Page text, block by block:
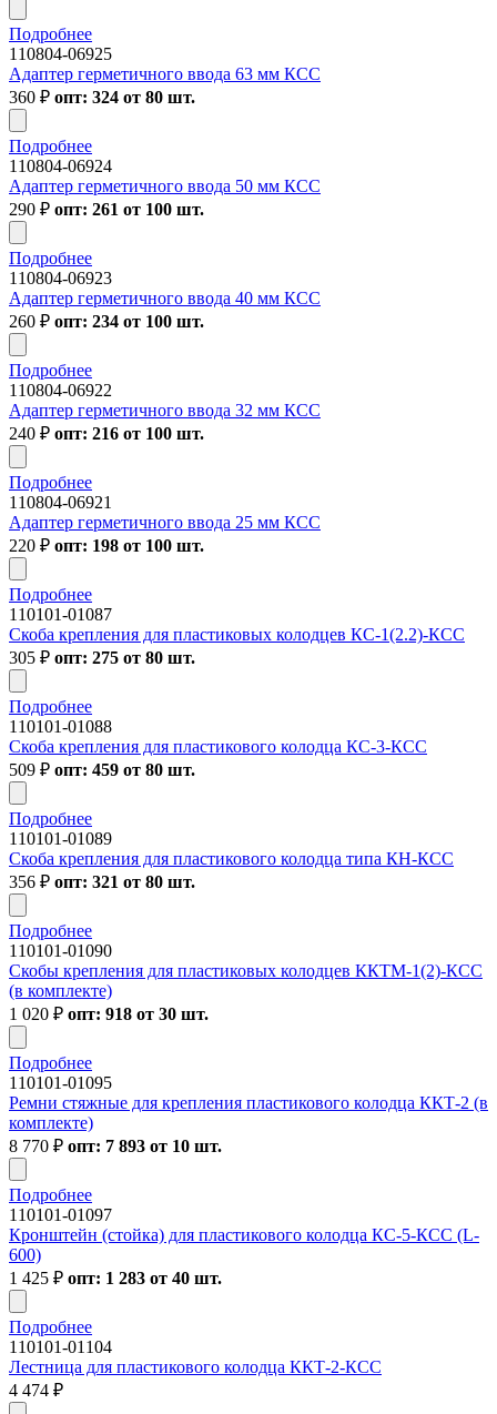
Подробнее
110804-06925
Адаптер герметичного ввода 63 мм КСС
360 ₽ опт: 324 от 80 шт.
Подробнее
110804-06924
Адаптер герметичного ввода 50 мм КСС
290 ₽ опт: 261 от 100 шт.
Подробнее
110804-06923
Адаптер герметичного ввода 40 мм КСС
260 ₽ опт: 234 от 100 шт.
Подробнее
110804-06922
Адаптер герметичного ввода 32 мм КСС
240 ₽ опт: 216 от 100 шт.
Подробнее
110804-06921
Адаптер герметичного ввода 25 мм КСС
220 ₽ опт: 198 от 100 шт.
Подробнее
110101-01087
Скоба крепления для пластиковых колодцев КС-1(2.2)-КСС
305 ₽ опт: 275 от 80 шт.
Подробнее
110101-01088
Скоба крепления для пластикового колодца КС-3-КСС
509 ₽ опт: 459 от 80 шт.
Подробнее
110101-01089
Скоба крепления для пластикового колодца типа КН-КСС
356 ₽ опт: 321 от 80 шт.
Подробнее
110101-01090
Скобы крепления для пластиковых колодцев ККТМ-1(2)-КСС
(в комплекте)
1 020 ₽ опт: 918 от 30 шт.
Подробнее
110101-01095
Ремни стяжные для крепления пластикового колодца ККТ-2 (в
комплекте)
8 770 ₽ опт: 7 893 от 10 шт.
Подробнее
110101-01097
Кронштейн (стойка) для пластикового колодца КС-5-КСС (L-
600)
1 425 ₽ опт: 1 283 от 40 шт.
Подробнее
110101-01104
Лестница для пластикового колодца ККТ-2-КСС
4 474 ₽